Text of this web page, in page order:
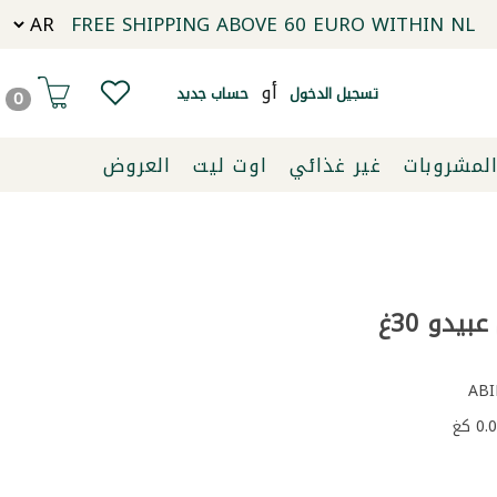
FREE SHIPPING ABOVE 60 EURO WITHIN NL
تسجيل الدخول أو حساب جديد 0
المشروبات غير غذائي اوت ليت
العروض
30غ